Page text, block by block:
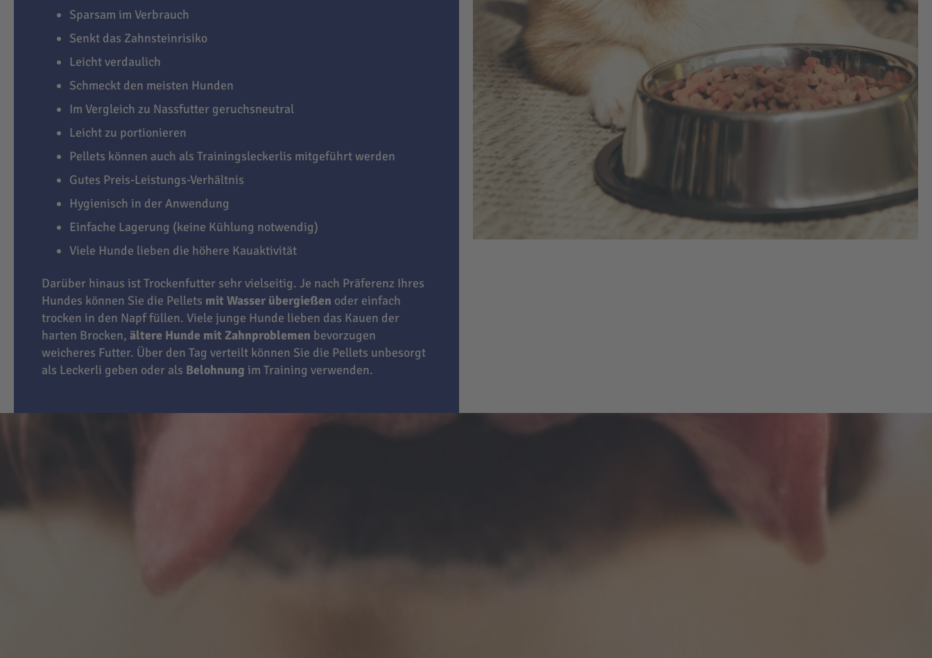
Sparsam im Verbrauch
Senkt das Zahnsteinrisiko
Leicht verdaulich
Schmeckt den meisten Hunden
Im Vergleich zu Nassfutter geruchsneutral
Leicht zu portionieren
Pellets können auch als Trainingsleckerlis mitgeführt werden
Gutes Preis-Leistungs-Verhältnis
Hygienisch in der Anwendung
Einfache Lagerung (keine Kühlung notwendig)
Viele Hunde lieben die höhere Kauaktivität
Darüber hinaus ist Trockenfutter sehr vielseitig. Je nach Präferenz Ihres
Hundes können Sie die Pellets mit Wasser übergießen oder einfach
trocken in den Napf füllen. Viele junge Hunde lieben das Kauen der
harten Brocken, ältere Hunde mit Zahnproblemen bevorzugen
weicheres Futter. Über den Tag verteilt können Sie die Pellets unbesorgt
als Leckerli geben oder als Belohnung im Training verwenden.